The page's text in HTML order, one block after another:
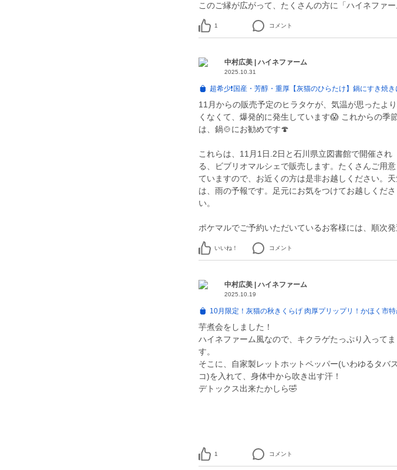
このご縁が広がって、たくさんの方に「ハイネファ
1 コメント
中村広美 | ハイネファーム
2025.10.31
超希少❗️国産・芳醇・重厚【灰猫のひらたけ】鍋にすき焼
11月からの販売予定のヒラタケが、気温が思ったよ
くなくて、爆発的に発生しています😱 これからの季
は、鍋🍲にお勧めです🍄
これらは、11月1日.2日と石川県立図書館で開催され
る、ビブリオマルシェで販売します。たくさんご用意
ていますので、お近くの方は是非お越しください。
は、雨の予報です。足元にお気をつけてお越しくださ
い。
いいね！ コメント
中村広美 | ハイネファーム
2025.10.19
10月限定！灰猫の秋きくらげ 肉厚プリップリ！かほく市
芋煮会をしました！
ハイネファーム風なので、キクラゲたっぷり入ってま
す。
そこに、自家製レットホットペッパー(いわゆるタバス
コ)を入れて、身体中から吹き出す汗！
デトックス出来たかしら🤣
1 コメント